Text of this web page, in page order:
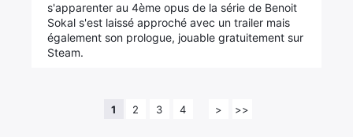
s'apparenter au 4ème opus de la série de Benoit
Sokal s'est laissé approché avec un trailer mais
également son prologue, jouable gratuitement sur
Steam.
1 2 3 4 > >>